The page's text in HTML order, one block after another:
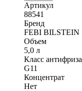
Артикул
88541
Бренд
FEBI BILSTEIN
Объем
5,0 л
Класс антифриза
G11
Концентрат
Нет